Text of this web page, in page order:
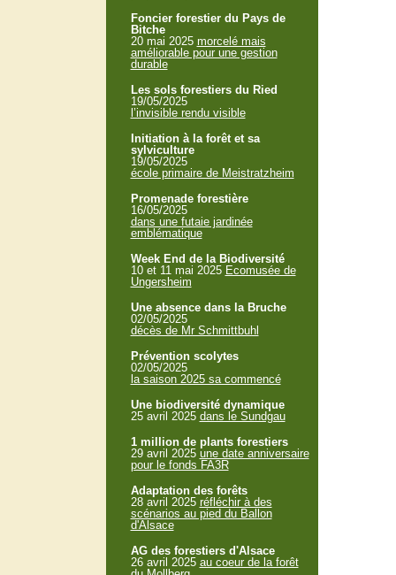
Foncier forestier du Pays de
Bitche
20 mai 2025 morcelé mais
améliorable pour une gestion
durable
Les sols forestiers du Ried
19/05/2025
l’invisible rendu visible
Initiation à la forêt et sa
sylviculture
19/05/2025
école primaire de Meistratzheim
Promenade forestière
16/05/2025
dans une futaie jardinée
emblématique
Week End de la Biodiversité
10 et 11 mai 2025 Ecomusée de
Ungersheim
Une absence dans la Bruche
02/05/2025
décès de Mr Schmittbuhl
Prévention scolytes
02/05/2025
la saison 2025 sa commencé
Une biodiversité dynamique
25 avril 2025 dans le Sundgau
1 million de plants forestiers
29 avril 2025 une date anniversaire
pour le fonds FA3R
Adaptation des forêts
28 avril 2025 réfléchir à des
scénarios au pied du Ballon
d'Alsace
AG des forestiers d'Alsace
26 avril 2025 au coeur de la forêt